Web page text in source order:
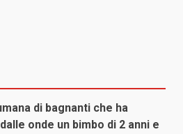
di bagnanti che ha
onde un bimbo di 2 anni e